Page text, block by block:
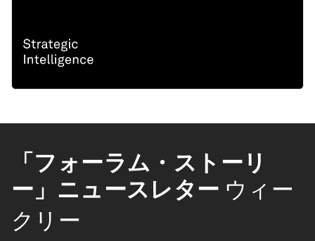
「フォーラム・ストーリ
ー」ニュースレター ウィー
クリー